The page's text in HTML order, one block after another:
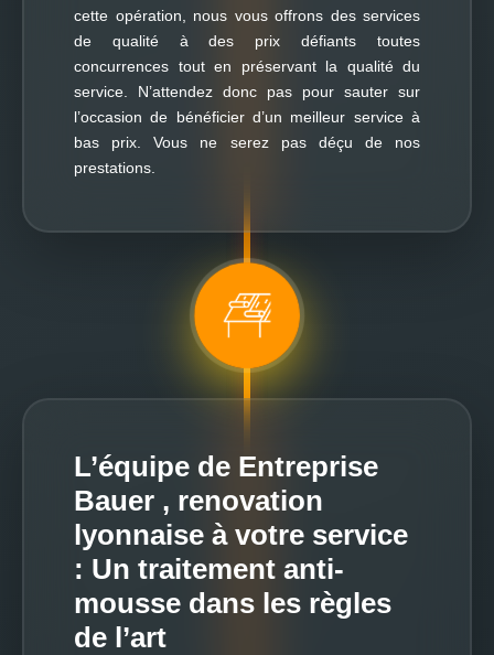
cette opération, nous vous offrons des services
de qualité à des prix défiants toutes
concurrences tout en préservant la qualité du
service. N’attendez donc pas pour sauter sur
l’occasion de bénéficier d’un meilleur service à
bas prix. Vous ne serez pas déçu de nos
prestations.
L’équipe de Entreprise
Bauer , renovation
lyonnaise à votre service
: Un traitement anti-
mousse dans les règles
de l’art